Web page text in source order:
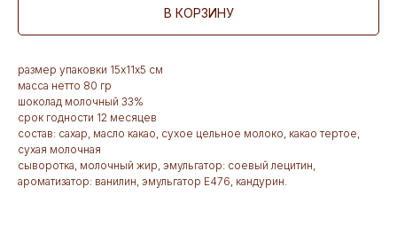
В КОРЗИНУ
размер упаковки 15х11х5 см
масса нетто 80 гр
шоколад молочный 33%
срок годности 12 месяцев
состав: сахар, масло какао, сухое цельное молоко, какао тертое,
сухая молочная
сыворотка, молочный жир, эмульгатор: соевый лецитин,
ароматизатор: ванилин, эмульгатор Е476, кандурин.